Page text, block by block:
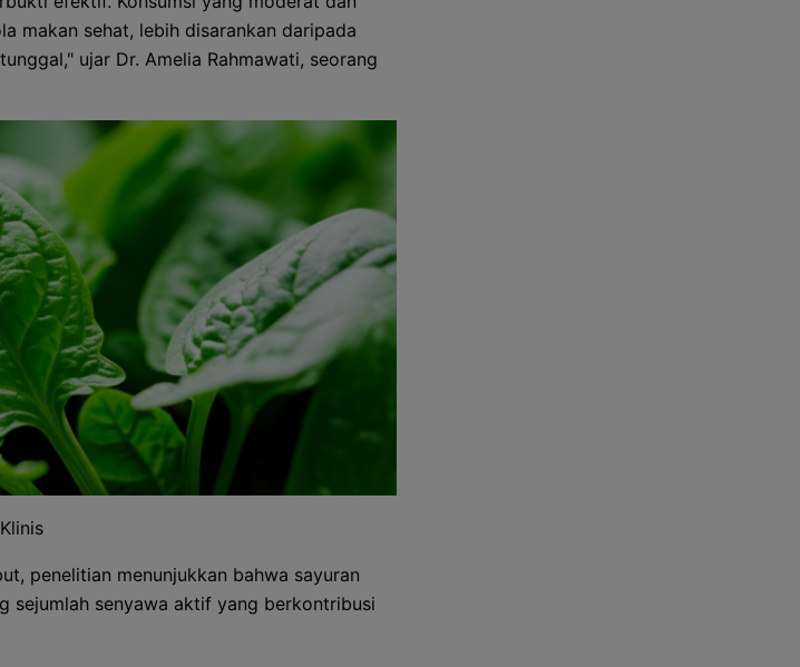
makan sehat, lebih disarankan daripada
ujar Dr. Amelia Rahmawati, seorang
penelitian menunjukkan bahwa sayuran
sejumlah senyawa aktif yang berkontribusi